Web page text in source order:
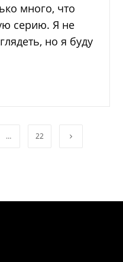
много, что
серию. Я не
но я буду
… 22